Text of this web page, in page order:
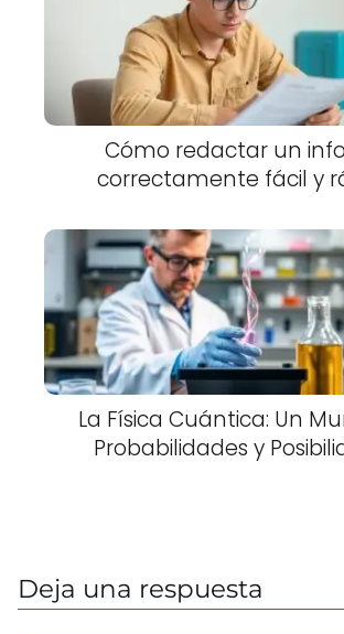
Cómo redactar un
correctamente fácil y
La Física Cuántica: Un
Probabilidades y
Deja una respuesta